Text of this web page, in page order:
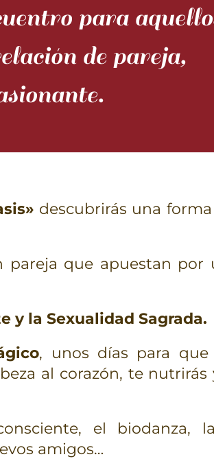
para
de pareja,
descubrirás una
pareja que apuestan por
y la Sexualidad Sagrada.
, unos días para que
al corazón, te nutrirás
el biodanza,
amigos…